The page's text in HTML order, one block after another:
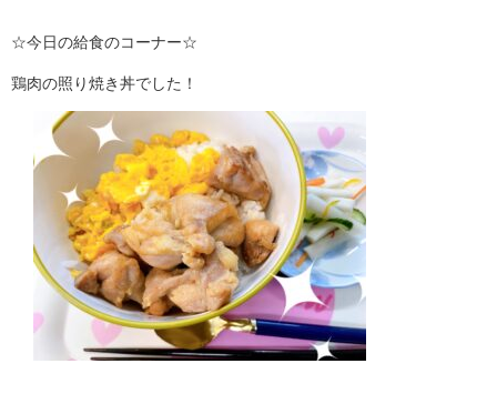
☆今日の給食のコーナー☆
鶏肉の照り焼き丼でした！